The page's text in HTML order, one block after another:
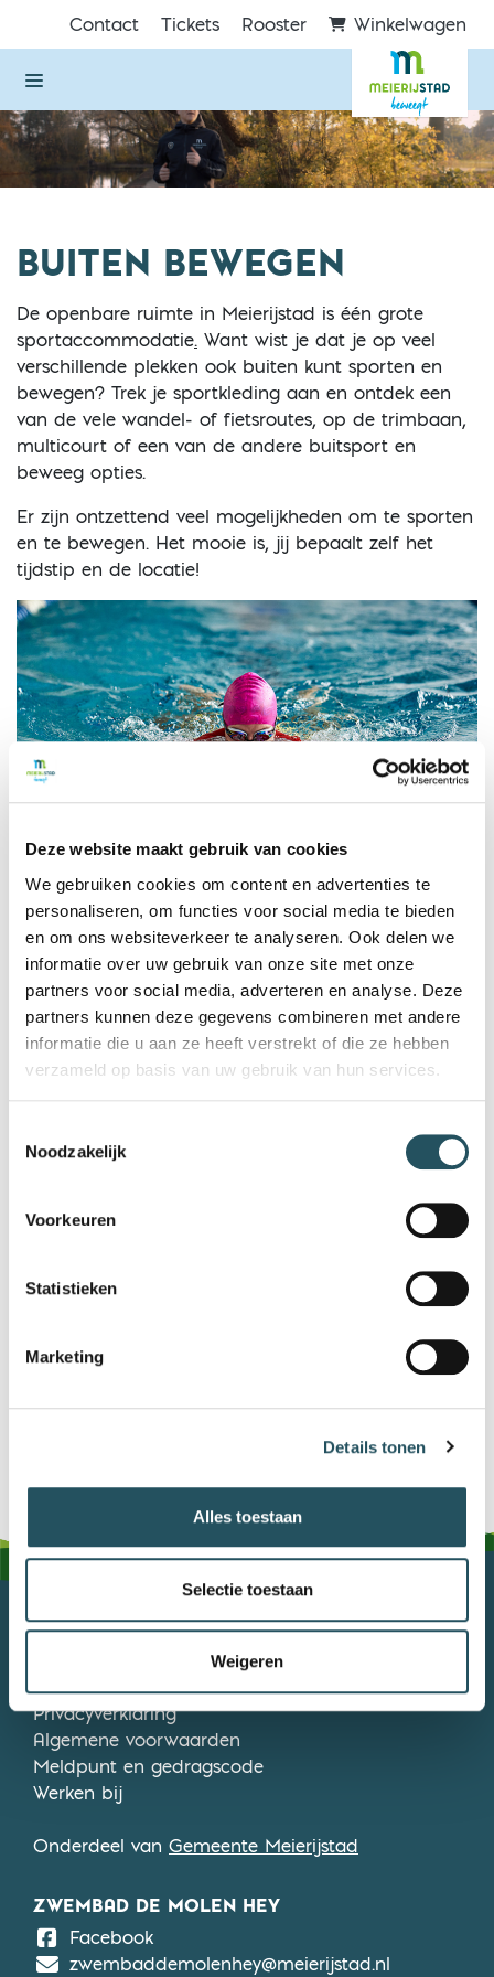
Deze website maakt gebruik van cookies
We gebruiken cookies om content en advertenties te
personaliseren, om functies voor social media te bieden
en om ons websiteverkeer te analyseren. Ook delen we
informatie over uw gebruik van onze site met onze
partners voor social media, adverteren en analyse. Deze
partners kunnen deze gegevens combineren met andere
informatie die u aan ze heeft verstrekt of die ze hebben
verzameld op basis van uw gebruik van hun services.
Noodzakelijk
Voorkeuren
Statistieken
Marketing
Details tonen
Alles toestaan
Selectie toestaan
Weigeren
Direct naar de inhoud van de pagina
Contact Tickets Rooster Winkelwagen
BUITEN BEWEGEN
De openbare ruimte in Meierijstad is één grote
sportaccommodatie. Want wist je dat je op veel
verschillende plekken ook buiten kunt sporten en
bewegen? Trek je sportkleding aan en ontdek een
van de vele wandel- of fietsroutes, op de trimbaan,
multicourt of een van de andere buitsport en
beweeg opties.
Er zijn ontzettend veel mogelijkheden om te sporten
en te bewegen. Het mooie is, jij bepaalt zelf het
tijdstip en de locatie!
SPORT EN BEWEEG
MOGELIJKHEDEN IN JOUW BUURT
ZOEK EEN LOCATIE
BEKIJK ROUTES
MEIERIJSTAD BEWEEGT
Stuur ons een e-mail
Privacyverklaring
Algemene voorwaarden
Meldpunt en gedragscode
Werken bij
Onderdeel van Gemeente Meierijstad
ZWEMBAD DE MOLEN HEY
FacebookDe Molen Hey
zwembaddemolenhey@meierijstad.nl